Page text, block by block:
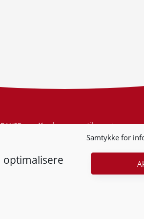
Samtykke for
optimalisere
Konkurransetilsynet
Postboks 439 Sentrum
Org.nr: 974 761 246